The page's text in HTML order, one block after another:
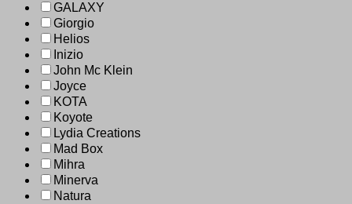
GALAXY
Giorgio
Helios
Inizio
John Mc Klein
Joyce
KOTA
Koyote
Lydia Creations
Mad Box
Mihra
Minerva
Natura